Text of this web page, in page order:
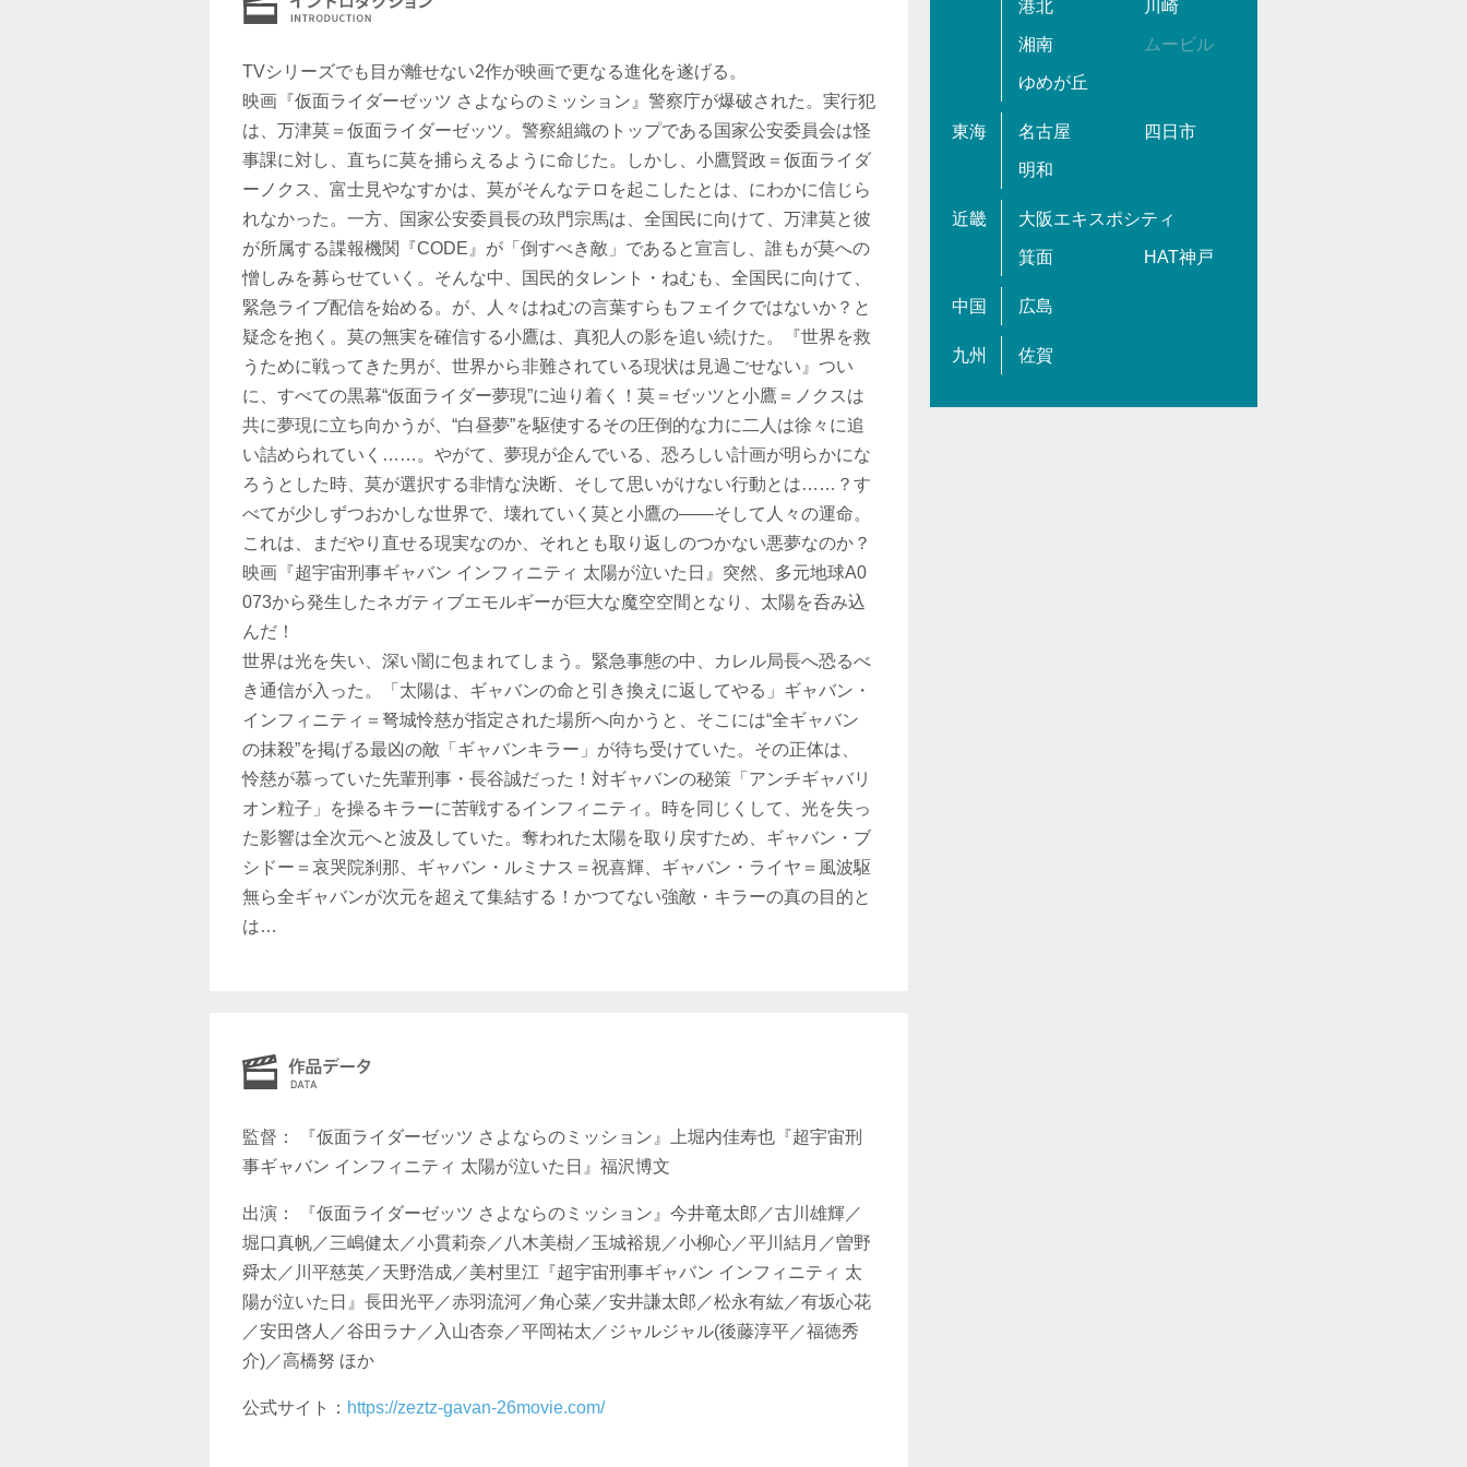
TVシリーズでも目が離せない2作が映画で更なる進化を遂げる。
映画『仮面ライダーゼッツ さよならのミッション』警察庁が爆破された。実行犯
は、万津莫＝仮面ライダーゼッツ。警察組織のトップである国家公安委員会は怪
事課に対し、直ちに莫を捕らえるように命じた。しかし、小鷹賢政＝仮面ライダ
ーノクス、富士見やなすかは、莫がそんなテロを起こしたとは、にわかに信じら
れなかった。一方、国家公安委員長の玖門宗馬は、全国民に向けて、万津莫と彼
が所属する諜報機関『CODE』が「倒すべき敵」であると宣言し、誰もが莫への
憎しみを募らせていく。そんな中、国民的タレント・ねむも、全国民に向けて、
緊急ライブ配信を始める。が、人々はねむの言葉すらもフェイクではないか？と
疑念を抱く。莫の無実を確信する小鷹は、真犯人の影を追い続けた。『世界を救
うために戦ってきた男が、世界から非難されている現状は見過ごせない』つい
に、すべての黒幕“仮面ライダー夢現”に辿り着く！莫＝ゼッツと小鷹＝ノクスは
共に夢現に立ち向かうが、“白昼夢”を駆使するその圧倒的な力に二人は徐々に追
い詰められていく……。やがて、夢現が企んでいる、恐ろしい計画が明らかにな
ろうとした時、莫が選択する非情な決断、そして思いがけない行動とは……？す
べてが少しずつおかしな世界で、壊れていく莫と小鷹の――そして人々の運命。
これは、まだやり直せる現実なのか、それとも取り返しのつかない悪夢なのか？
映画『超宇宙刑事ギャバン インフィニティ 太陽が泣いた日』突然、多元地球A0
073から発生したネガティブエモルギーが巨大な魔空空間となり、太陽を呑み込
んだ！
世界は光を失い、深い闇に包まれてしまう。緊急事態の中、カレル局長へ恐るべ
き通信が入った。「太陽は、ギャバンの命と引き換えに返してやる」ギャバン・
インフィニティ＝弩城怜慈が指定された場所へ向かうと、そこには“全ギャバン
の抹殺”を掲げる最凶の敵「ギャバンキラー」が待ち受けていた。その正体は、
怜慈が慕っていた先輩刑事・長谷誠だった！対ギャバンの秘策「アンチギャバリ
オン粒子」を操るキラーに苦戦するインフィニティ。時を同じくして、光を失っ
た影響は全次元へと波及していた。奪われた太陽を取り戻すため、ギャバン・ブ
シドー＝哀哭院刹那、ギャバン・ルミナス＝祝喜輝、ギャバン・ライヤ＝風波駆
無ら全ギャバンが次元を超えて集結する！かつてない強敵・キラーの真の目的と
は…
監督： 『仮面ライダーゼッツ さよならのミッション』上堀内佳寿也『超宇宙刑
事ギャバン インフィニティ 太陽が泣いた日』福沢博文
出演： 『仮面ライダーゼッツ さよならのミッション』今井竜太郎／古川雄輝／
堀口真帆／三嶋健太／小貫莉奈／八木美樹／玉城裕規／小柳心／平川結月／曽野
舜太／川平慈英／天野浩成／美村里江『超宇宙刑事ギャバン インフィニティ 太
陽が泣いた日』長田光平／赤羽流河／角心菜／安井謙太郎／松永有紘／有坂心花
／安田啓人／谷田ラナ／入山杏奈／平岡祐太／ジャルジャル(後藤淳平／福徳秀
介)／高橋努 ほか
公式サイト： https://zeztz-gavan-26movie.com/
港北 川崎
湘南 ムービル
ゆめが丘
東海 名古屋 四日市
明和
近畿 大阪エキスポシティ
箕面 HAT神戸
中国 広島
九州 佐賀